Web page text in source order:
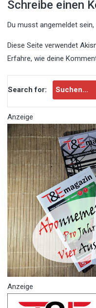
Schreibe einen
Du musst angemeldet
Diese Seite verwendet
Erfahre, wie deine
Search for:
Anzeige
Anzeige